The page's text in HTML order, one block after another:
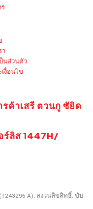
ร
า
นส่วนตัว
งื่อนไข
ค้าเสรี ตวนกู ซัยิด
ร์ลิส 1447H/
A). สงวนลิขสิทธิ์. ขับ